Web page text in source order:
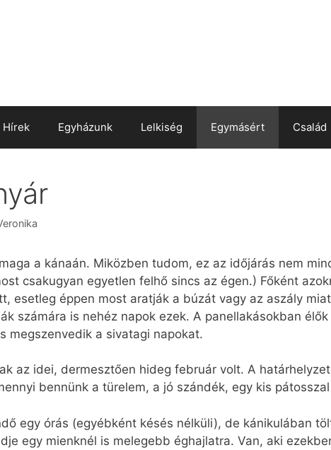
Hírek Egyházunk Lelkiség Egymásért Család
a kánaán. Miközben tudom, ez az időjárás nem
csakugyan egyetlen felhő sincs az égen.) Főként
esetleg éppen most aratják a búzát vagy az aszály
számára is nehéz napok ezek. A panellakásokban
megszenvedik a sivatagi napokat.
az idei, dermesztően hideg február volt. A
bennünk a türelem, a jó szándék, egy kis
egy órás (egyébként késés nélküli), de kánikulában
egy mienknél is melegebb éghajlatra. Van, aki